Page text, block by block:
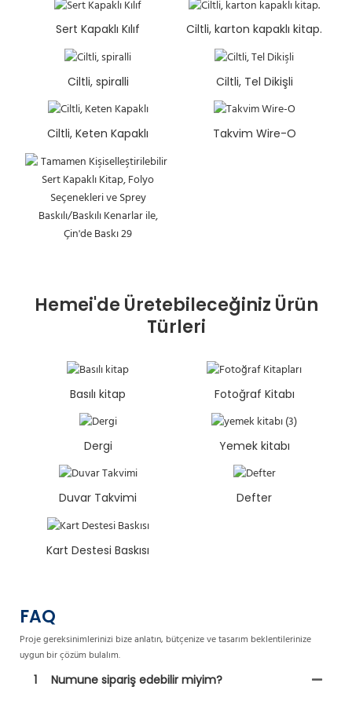
Sert Kapaklı Kılıf Ciltli, karton kapaklı kitap.
Ciltli, spiralli Ciltli, Tel Dikişli
Ciltli, Keten Kapaklı Takvim Wire-O
Hemei'de Üretebileceğiniz Ürün
Türleri
Basılı kitap Fotoğraf Kitabı
Dergi Yemek kitabı
Duvar Takvimi Defter
Kart Destesi Baskısı
FAQ
Proje gereksinimlerinizi bize anlatın, bütçenize ve tasarım beklentilerinize
uygun bir çözüm bulalım.
1
Numune sipariş edebilir miyim?